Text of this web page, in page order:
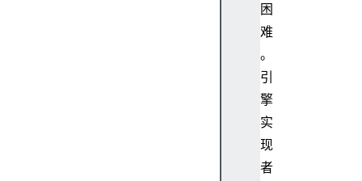
困
难
。
引
擎
实
现
者